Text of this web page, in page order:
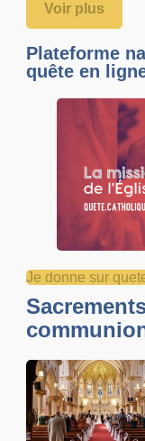
Voir plus
Plateforme
quête en
Je donne sur